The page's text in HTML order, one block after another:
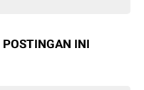
INI